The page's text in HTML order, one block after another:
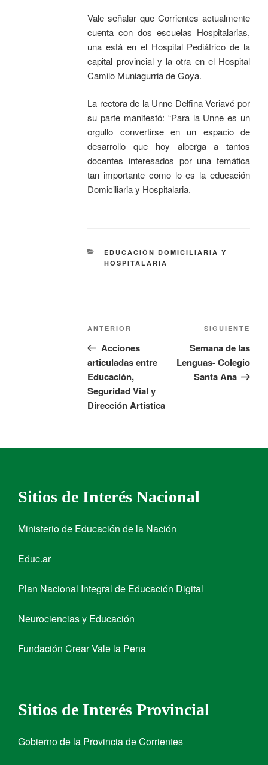
Vale señalar que Corrientes actualmente
cuenta con dos escuelas Hospitalarias,
una está en el Hospital Pediátrico de la
capital provincial y la otra en el Hospital
Camilo Muniagurria de Goya.
La rectora de la Unne Delfina Veriavé por
su parte manifestó: “Para la Unne es un
orgullo convertirse en un espacio de
desarrollo que hoy alberga a tantos
docentes interesados por una temática
tan importante como lo es la educación
Domiciliaria y Hospitalaria.
EDUCACIÓN DOMICILIARIA Y
HOSPITALARIA
ANTERIOR
Acciones
articuladas entre
Educación,
Seguridad Vial y
Dirección Artística
SIGUIENTE
Semana de las
Lenguas- Colegio
Santa Ana
Sitios de Interés Nacional
Ministerio de Educación de la Nación
Educ.ar
Plan Nacional Integral de Educación Digital
Neurociencias y Educación
Fundación Crear Vale la Pena
Sitios de Interés Provincial
Gobierno de la Provincia de Corrientes